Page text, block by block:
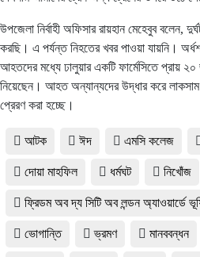
উপজেলা নির্বাহী অফিসার রায়হান মেহেবুব বলেন,
করছি। এ পর্যন্ত নিহতের খবর পাওয়া যায়নি।
আহতদের মধ্যে ঢালুয়ার একটি ফার্মেসিতে প্রায় ২০
নিয়েছেন। আহত অন্যান্যদের উদ্ধার করে লাকসাম
প্রেরণ করা হচ্ছে।
আটক ঈদ এমসি কলেজ
দোয়া মাহফিল ধর্মঘট নিখোঁজ
ফ্রিডম অব দ্য সিটি অব লন্ডন অ্যাওয়ার্ডে
ভোগান্তি ভ্রমণ মানববন্ধন